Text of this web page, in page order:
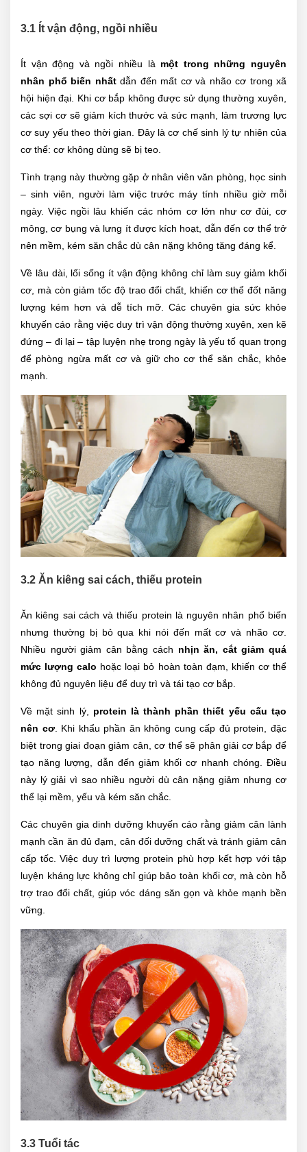
3.1 Ít vận động, ngồi nhiều
Ít vận động và ngồi nhiều là một trong những nguyên
nhân phổ biến nhấtdẫn đến mất cơ và nhão cơ trong xã
hội hiện đại. Khi cơ bắp không được sử dụng thường xuyên,
các sợi cơ sẽ giảm kích thước và sức mạnh, làm trương lực
cơ suy yếu theo thời gian. Đây là cơ chế sinh lý tự nhiên của
cơ thể: cơ không dùng sẽ bị teo.
Tình trạng này thường gặp ở nhân viên văn phòng, học sinh
– sinh viên, người làm việc trước máy tính nhiều giờ mỗi
ngày. Việc ngồi lâu khiến các nhóm cơ lớn như cơ đùi, cơ
mông, cơ bụng và lưng ít được kích hoạt, dẫn đến cơ thể trở
nên mềm, kém săn chắc dù cân nặng không tăng đáng kể.
Về lâu dài, lối sống ít vận động không chỉ làm suy giảm khối
cơ, mà còn giảm tốc độ trao đổi chất, khiến cơ thể đốt năng
lượng kém hơn và dễ tích mỡ. Các chuyên gia sức khỏe
khuyến cáo rằng việc duy trì vận động thường xuyên, xen kẽ
đứng – đi lại – tập luyện nhẹ trong ngày là yếu tố quan trọng
để phòng ngừa mất cơ và giữ cho cơ thể săn chắc, khỏe
mạnh.
3.2 Ăn kiêng sai cách, thiếu protein
Ăn kiêng sai cách và thiếu protein là nguyên nhân phổ biến
nhưng thường bị bỏ qua khi nói đến mất cơ và nhão cơ.
Nhiều người giảm cân bằng cách nhịn ăn, cắt giảm quá
mức lượng calo hoặc loại bỏ hoàn toàn đạm, khiến cơ thể
không đủ nguyên liệu để duy trì và tái tạo cơ bắp.
Về mặt sinh lý, protein là thành phần thiết yếu cấu tạo
nên cơ. Khi khẩu phần ăn không cung cấp đủ protein, đặc
biệt trong giai đoạn giảm cân, cơ thể sẽ phân giải cơ bắp để
tạo năng lượng, dẫn đến giảm khối cơ nhanh chóng. Điều
này lý giải vì sao nhiều người dù cân nặng giảm nhưng cơ
thể lại mềm, yếu và kém săn chắc.
Các chuyên gia dinh dưỡng khuyến cáo rằng giảm cân lành
mạnh cần ăn đủ đạm, cân đối dưỡng chất và tránh giảm cân
cấp tốc. Việc duy trì lượng protein phù hợp kết hợp với tập
luyện kháng lực không chỉ giúp bảo toàn khối cơ, mà còn hỗ
trợ trao đổi chất, giúp vóc dáng săn gọn và khỏe mạnh bền
vững.
3.3 Tuổi tác